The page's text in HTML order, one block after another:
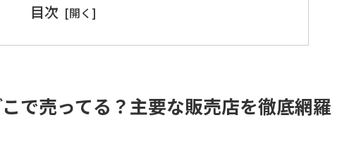
目次
で売ってる？主要な販売店を徹底網羅